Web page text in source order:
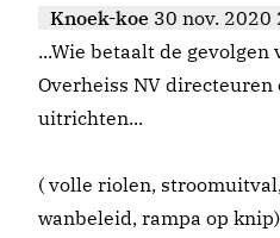
Knoek-koe 30 nov. 2020
...Wie betaalt de
Overheiss NV
uitrichten...
( volle riolen,
wanbeleid, rampa op knip)